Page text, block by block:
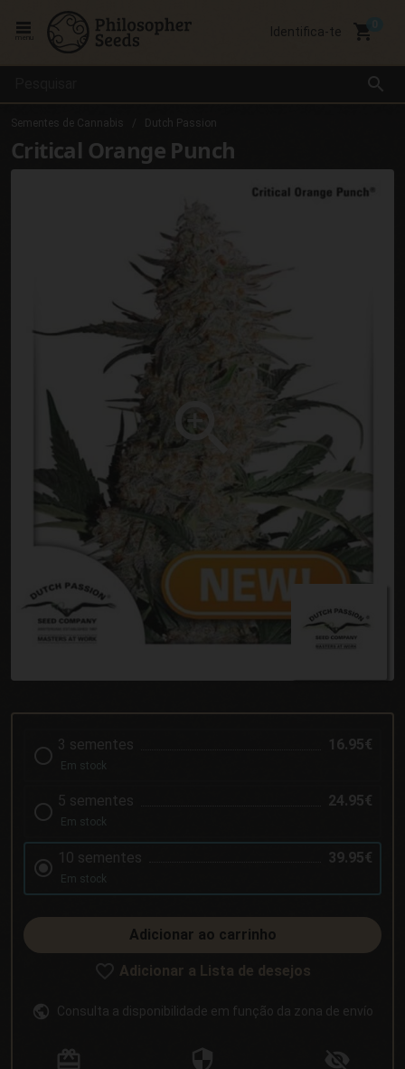
search
Identifica-te local_grocery_store
Sementes de Cannabis Dutch Passion
Critical Orange Punch
3 sementes 16.95€
Em stock
5 sementes 24.95€
Em stock
10 sementes 39.95€
Em stock
Adicionar ao carrinho
Adicionar a Lista de desejos
Consulta a disponibilidade em função da zona de envío